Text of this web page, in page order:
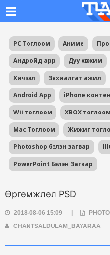
PC Тоглоом Аниме
Андройд app Дуу хөгжим
Хичээл Захиалгат ажил
Android App iPhone
Wii тоглоом XBOX тоглоом
Mac Тоглоом Жижиг
Photoshop бэлэн загвар
PowerPoint Бэлэн Загвар
Өргөмжлөл PSD
2018-08-06 15:09
CHANTSALDULAM_BAYARAA